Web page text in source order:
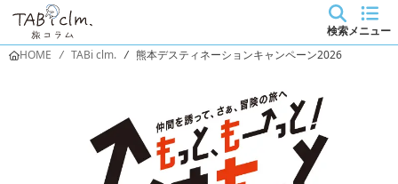
検索メニュー
HOME / TABi clm. / 熊本デスティネーションキャンペーン2026